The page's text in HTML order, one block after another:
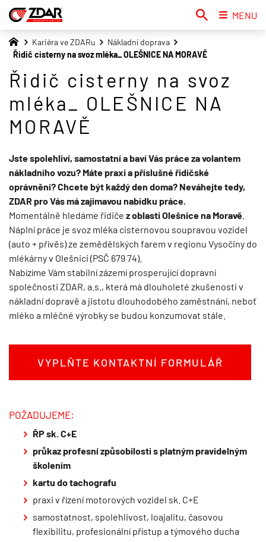
Kariéra ve ZDARu
Nákladní doprava
Řidič cisterny na svoz mléka_ OLEŠNICE NA MORAVĚ
Řidič cisterny na svoz
mléka_ OLEŠNICE NA
MORAVĚ
Jste spolehliví, samostatní a baví Vás práce za volantem
nákladního vozu? Máte praxi a příslušné řidičské
oprávnění? Chcete být každý den doma? Neváhejte tedy,
ZDAR pro Vás má zajímavou nabídku práce.
Momentálně hledáme řidiče z oblasti Olešnice na Moravě
Náplní práce je svoz mléka cisternovou soupravou vozidel
(auto + přívěs) ze zemědělských farem v regionu Vysočiny do
mlékárny v Olešnici (PSČ 679 74).
Nabízíme Vám stabilní zázemí prosperující dopravní
společnosti ZDAR, a.s., která má dlouholeté zkušenosti v
nákladní dopravě a jistotu dlouhodobého zaměstnání, neboť
mléko a mléčné výrobky se budou konzumovat stále.
VYPLŇTE KONTAKTNÍ FORMULÁŘ
POŽADUJEME:
ŘP sk. C+E
průkaz profesní způsobilosti s platným pravidelným
školením
kartu do tachografu
praxi v řízení motorových vozidel sk. C+E
samostatnost, spolehlivost, loajalitu, časovou
flexibilitu, profesionální přístup a týmového ducha
MENU